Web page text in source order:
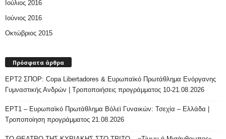
Ιούλιος 2016
Ιούνιος 2016
Οκτώβριος 2015
Πρόσφατα άρθρα
ΕΡΤ2 ΣΠΟΡ: Copa Libertadores & Ευρωπαϊκό Πρωτάθλημα Ενόργανης
Γυμναστικής Ανδρών | Τροποποιήσεις προγράμματος 10-21.08.2026
ΕΡΤ1 – Ευρωπαϊκό Πρωτάθλημα Βόλεϊ Γυναικών: Τσεχία – Ελλάδα |
Τροποποίηση προγράμματος 21.08.2026